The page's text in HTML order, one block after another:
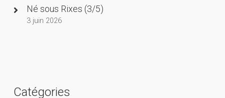
Né sous Rixes (3/5)
3 juin 2026
Catégories